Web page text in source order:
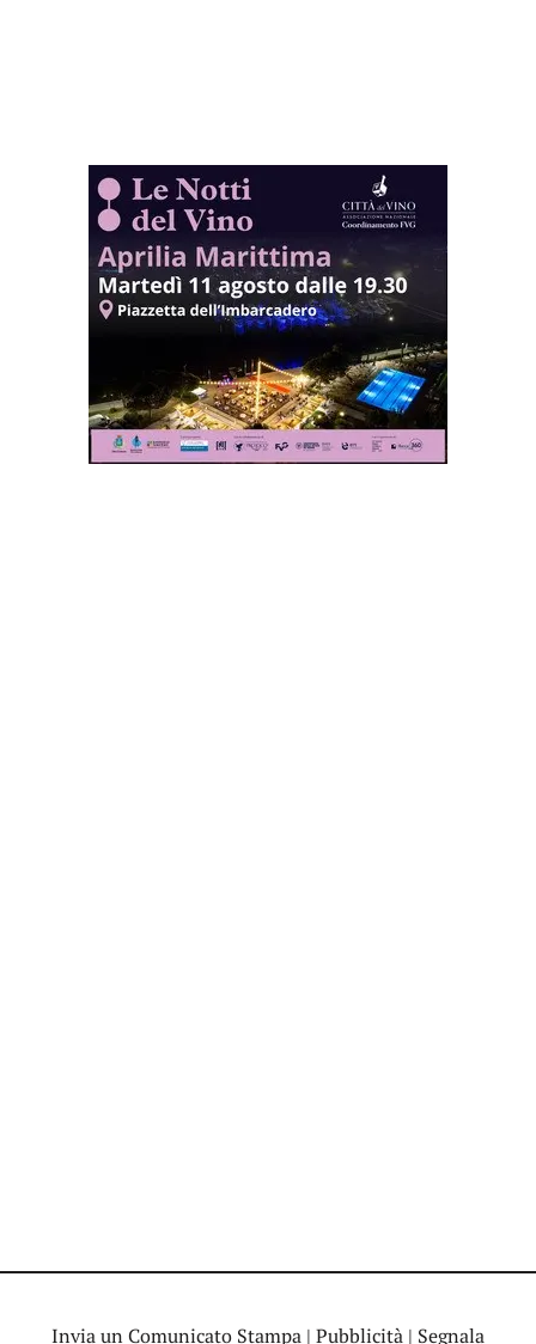
Invia un Comunicato Stampa | Pubblicità | Segnala